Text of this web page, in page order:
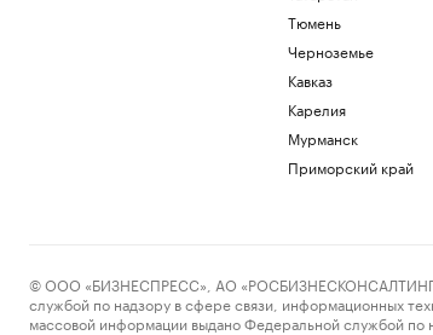
Тюмень
Черноземье
Кавказ
Карелия
Мурманск
Приморский край
© ООО «БИЗНЕСПРЕСС», АО «РОСБИЗНЕСКОНСАЛТИНГ»,
службой по надзору в сфере связи, информационных
массовой информации выдано Федеральной службой